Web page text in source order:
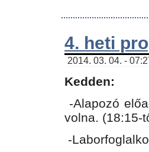
4. heti
2014. 03. 04. -
Kedden:
-Alapozó
volna. (18:15-
-